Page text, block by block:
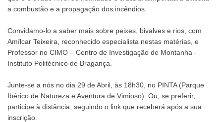
a combustão e a propagação dos incêndios.
Convidamo-lo a saber mais sobre peixes, bivalves e rios, com
Amílcar Teixeira, reconhecido especialista nestas matérias, e
Professor no CIMO – Centro de Investigação de Montanha -
Instituto Politécnico de Bragança.
Junte-se a nós no dia 29 de Abril, às 18h30, no PINTA (Parque
Ibérico de Natureza e Aventura de Vimioso). Ou, se preferir,
participe à distância, seguindo o link que receberá após a sua
inscrição.